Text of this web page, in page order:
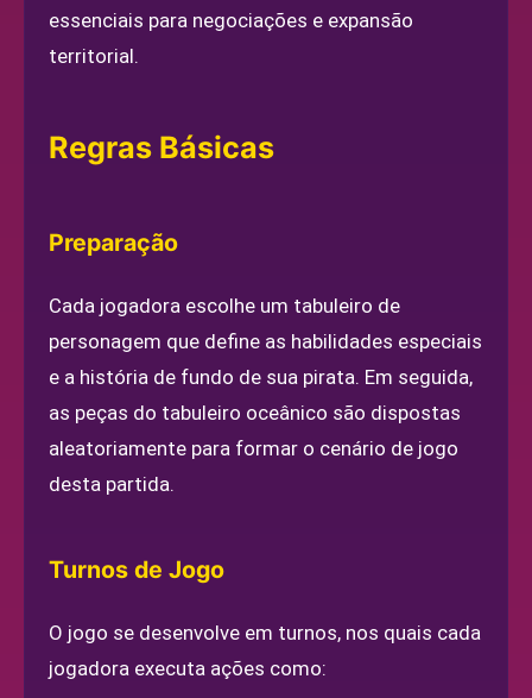
essenciais para negociações e expansão
territorial.
Regras Básicas
Preparação
Cada jogadora escolhe um tabuleiro de
personagem que define as habilidades especiais
e a história de fundo de sua pirata. Em seguida,
as peças do tabuleiro oceânico são dispostas
aleatoriamente para formar o cenário de jogo
desta partida.
Turnos de Jogo
O jogo se desenvolve em turnos, nos quais cada
jogadora executa ações como: